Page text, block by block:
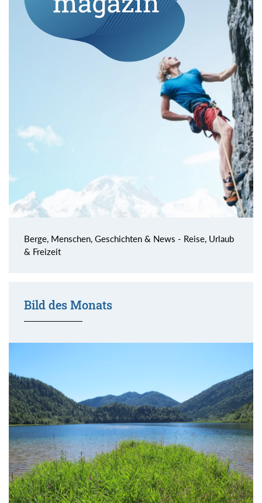
Berge, Menschen, Geschichten & News - Reise, Urlaub
& Freizeit
Bild des Monats